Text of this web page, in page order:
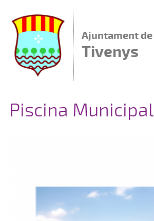
Ajuntament de
Tivenys
Piscina Municipal